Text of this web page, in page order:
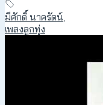
มีศักดิ์ นาครัตน์,
เพลงลูกทุ่ง